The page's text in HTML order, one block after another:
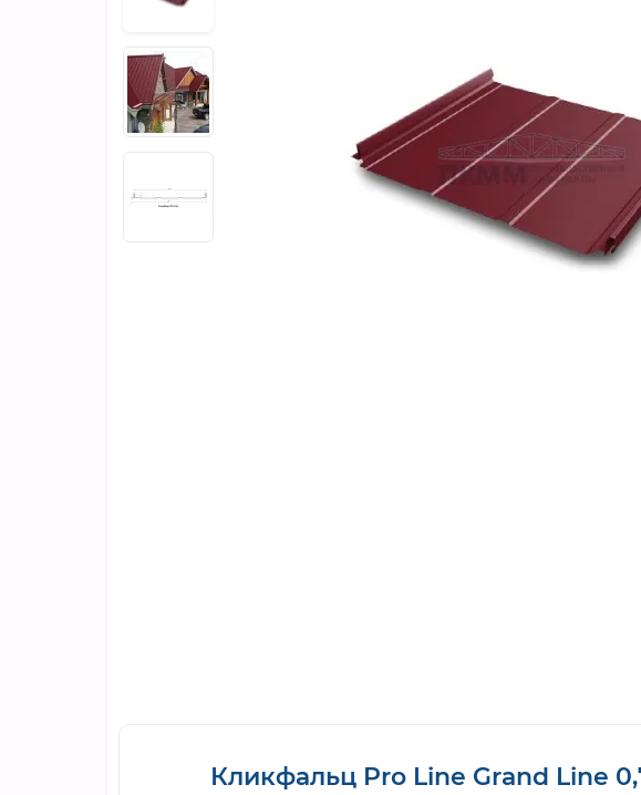
Кликфальц Pro Line Grand Line